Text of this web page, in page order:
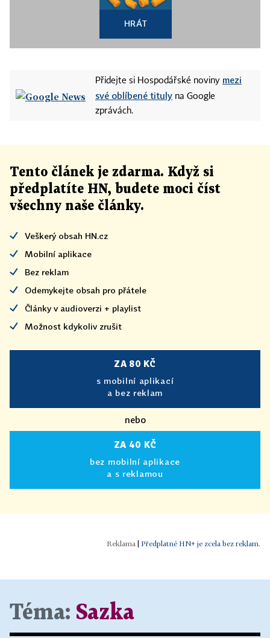
HRÁT
Přidejte si Hospodářské noviny mezi
své oblíbené tituly na Google
zprávách.
Tento článek je zdarma. Když si
předplatíte HN, budete moci číst
všechny naše články.
Veškerý obsah HN.cz
Mobilní aplikace
Bez reklam
Odemykejte obsah pro přátele
Články v audioverzi + playlist
Možnost kdykoliv zrušit
ZA 80 KČ
s mobilní aplikací
a bez reklam
nebo
ZA 40 KČ
bez mobilní aplikace
a s reklamou
Předplatné HN+ je zcela bez reklam.
Téma: Sazka